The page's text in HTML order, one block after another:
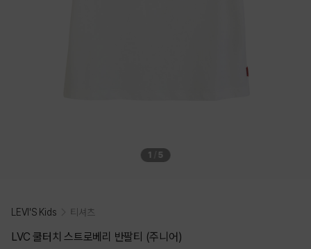
1 5
LEVI'S Kids 티셔츠
LVC 쿨터치 스트로베리 반팔티 (주니어)